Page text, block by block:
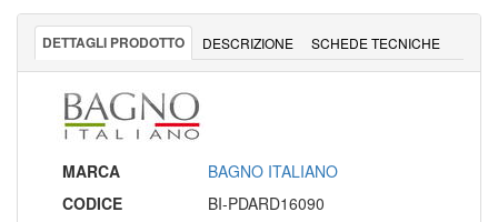
DETTAGLI PRODOTTO DESCRIZIONE SCHEDE TECNICHE
MARCA
BAGNO ITALIANO
CODICE
BI-PDARD16090